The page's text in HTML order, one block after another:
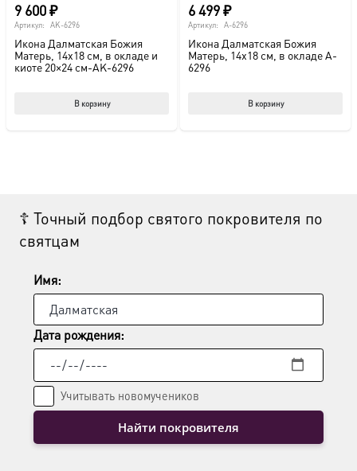
9 600₽
Артикул: AK-6296
Икона Далматская Божия
Матерь, 14х18 см, в окладе и
киоте 20×24 см-AK-6296
В корзину
6 499₽
Артикул: A-6296
Икона Далматская Божия
Матерь, 14х18 см, в окладе A-
6296
В корзину
☦ Точный подбор святого покровителя по
святцам
Имя:
Дата рождения:
Учитывать новомучеников
Найти покровителя